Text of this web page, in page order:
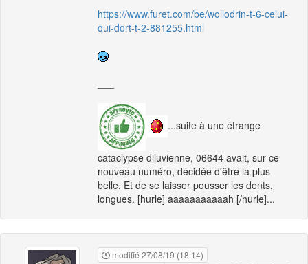
https://www.furet.com/be/wollodrin-t-6-celui-
qui-dort-t-2-881255.html
...suite à une étrange
cataclypse diluvienne, 06644 avait, sur ce
nouveau numéro, décidée d'être la plus
belle. Et de se laisser pousser les dents,
longues. [hurle] aaaaaaaaaaah [/hurle]...
modifié 27/08/19 (18:14)